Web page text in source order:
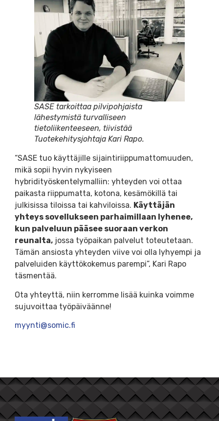
SASE tarkoittaa pilvipohjaista
lähestymistä turvalliseen
tietoliikenteeseen, tiivistää
Tuotekehitysjohtaja Kari Rapo.
“SASE tuo käyttäjille sijaintiriippumattomuuden,
mikä sopii hyvin nykyiseen
hybridityöskentelymalliin: yhteyden voi ottaa
paikasta riippumatta, kotona, kesämökillä tai
julkisissa tiloissa tai kahviloissa. Käyttäjän
yhteys sovellukseen parhaimillaan lyhenee,
kun palveluun pääsee suoraan verkon
reunalta, jossa työpaikan palvelut toteutetaan.
Tämän ansiosta yhteyden viive voi olla lyhyempi ja
palveluiden käyttökokemus parempi”, Kari Rapo
täsmentää.
Ota yhteyttä, niin kerromme lisää kuinka voimme
sujuvoittaa työpäiväänne!
myynti@somic.fi